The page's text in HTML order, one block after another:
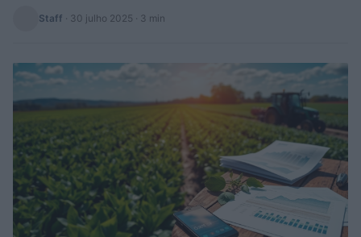
Staff · 30 julho 2025 · 3 min